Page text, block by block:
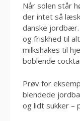
Når solen står
der intet så
danske
og friskhed til
milkshakes til
boblende
Prøv for
blendede
og lidt sukker –